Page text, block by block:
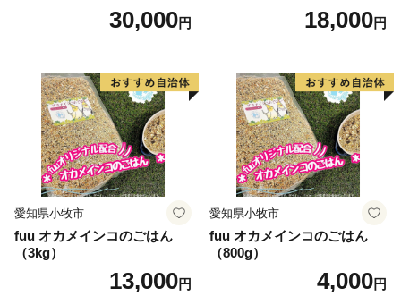
30,000円 18,000円
愛知県小牧市
fuu オカメインコのごはん
（3kg）
13,000円
愛知県小牧市
fuu オカメインコのごはん
（800g）
4,000円